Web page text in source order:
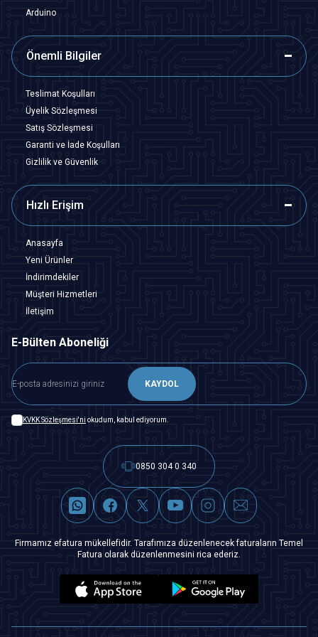
Arduino
Önemli Bilgiler
Teslimat Koşulları
Üyelik Sözleşmesi
Satış Sözleşmesi
Garanti ve İade Koşulları
Gizlilik ve Güvenlik
Hızlı Erişim
Anasayfa
Yeni Ürünler
İndirimdekiler
Müşteri Hizmetleri
İletişim
E-Bülten Aboneliği
KAYDOL
KVKK Sözleşmesi'ni okudum, kabul ediyorum.
0850 304 0 340
Firmamız efatura mükellefidir. Tarafımıza düzenlenecek faturaların Temel
Fatura olarak düzenlenmesini rica ederiz.